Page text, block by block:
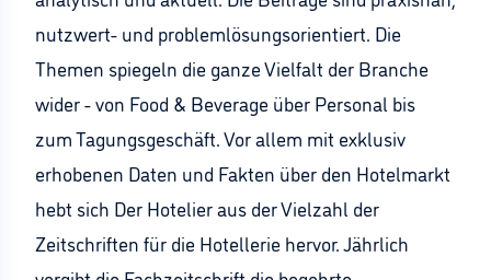
nutzwert- und problemlösungsorientiert. Die
Themen spiegeln die ganze Vielfalt der Branche
wider - von Food & Beverage über Personal bis
zum Tagungsgeschäft. Vor allem mit exklusiv
erhobenen Daten und Fakten über den Hotelmarkt
hebt sich Der Hotelier aus der Vielzahl der
Zeitschriften für die Hotellerie hervor. Jährlich